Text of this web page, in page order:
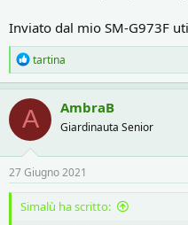
Inviato dal mio SM-G973F
R
e
a
c
t
o
n
s
:
tartina
A AmbraB
Giardinauta Senior
27 Giugno 2021
Simalù ha scritto: